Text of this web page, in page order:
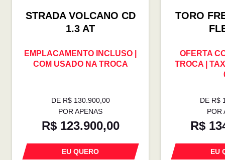
STRADA VOLCANO CD
1.3 AT
EMPLACAMENTO INCLUSO |
COM USADO NA TROCA
DE R$ 130.900,00
POR APENAS
R$ 123.900,00
EU QUERO
TORO
OFERTA
TROCA |
DE R$
POR
R$
EU